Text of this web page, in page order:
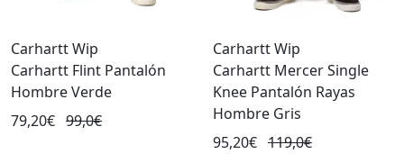
Carhartt Wip
Carhartt Flint Pantalón
Hombre Verde
79,20€ 99,0€
Carhartt Wip
Carhartt Mercer Single
Knee Pantalón Rayas
Hombre Gris
95,20€ 119,0€